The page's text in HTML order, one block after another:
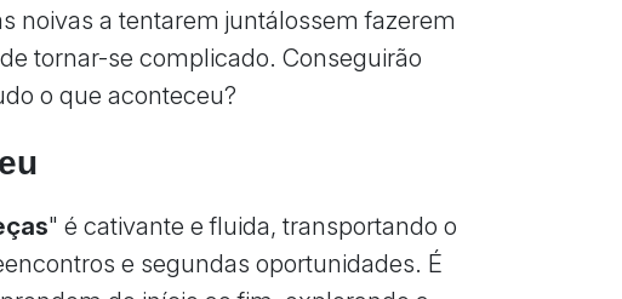
noivas a tentarem juntálossem fazerem
tornar-se complicado. Conseguirão
o que aconteceu?
" é cativante e fluida, transportando o
e segundas oportunidades. É